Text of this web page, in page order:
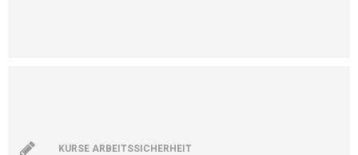
KURSE ARBEITSSICHERHEIT